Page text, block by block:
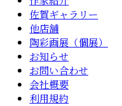
佐賀ギャラリー
他店舗
陶彩画展（個展）
お知らせ
お問い合わせ
会社概要
利用規約